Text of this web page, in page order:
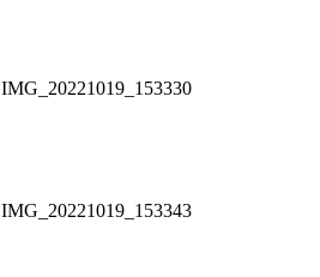
IMG_20221019_153330
IMG_20221019_153343